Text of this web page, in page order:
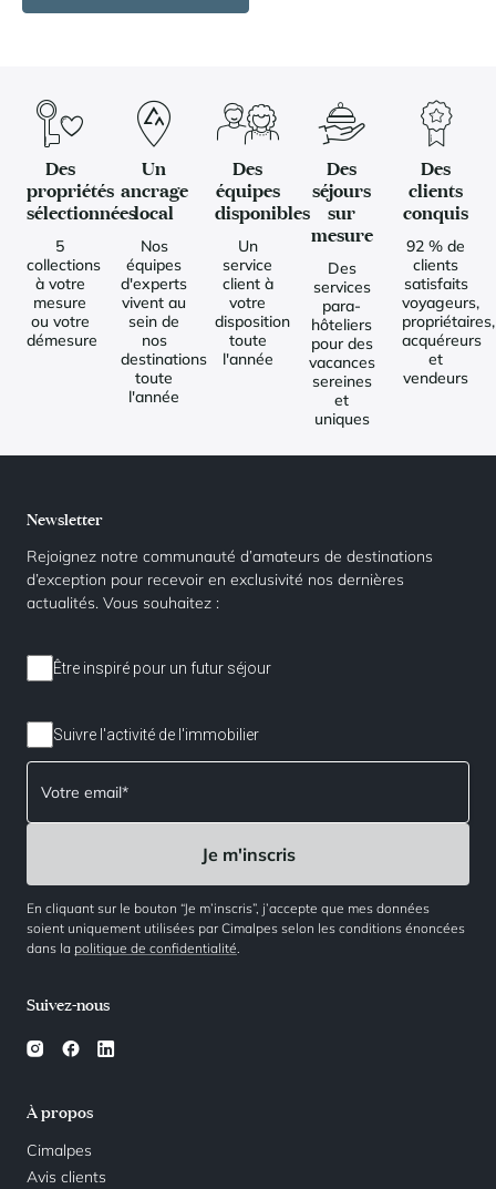
Des
propriétés
sélectionnées
5
collections
à votre
mesure
ou votre
démesure
Un
ancrage
local
Nos
équipes
d'experts
vivent au
sein de
nos
destinations
toute
l'année
Des
équipes
disponibles
Un
service
client à
votre
disposition
toute
l'année
Des
séjours
sur
mesure
Des
services
para-
hôteliers
pour des
vacances
sereines
et
uniques
Des
clients
conquis
92 % de
clients
satisfaits
voyageurs,
propriétaires,
acquéreurs
et
vendeurs
À propos
Cimalpes
Avis clients
Suivez-nous
Newsletter
Rejoignez notre communauté d’amateurs de destinations
d’exception pour recevoir en exclusivité nos dernières
actualités. Vous souhaitez :
Être inspiré pour un futur séjour
Suivre l'activité de l'immobilier
En cliquant sur le bouton “Je m’inscris”, j’accepte que mes données
soient uniquement utilisées par Cimalpes selon les conditions énoncées
dans la politique de confidentialité